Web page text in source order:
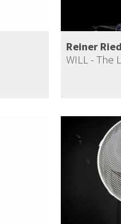
Reiner
WILL - The